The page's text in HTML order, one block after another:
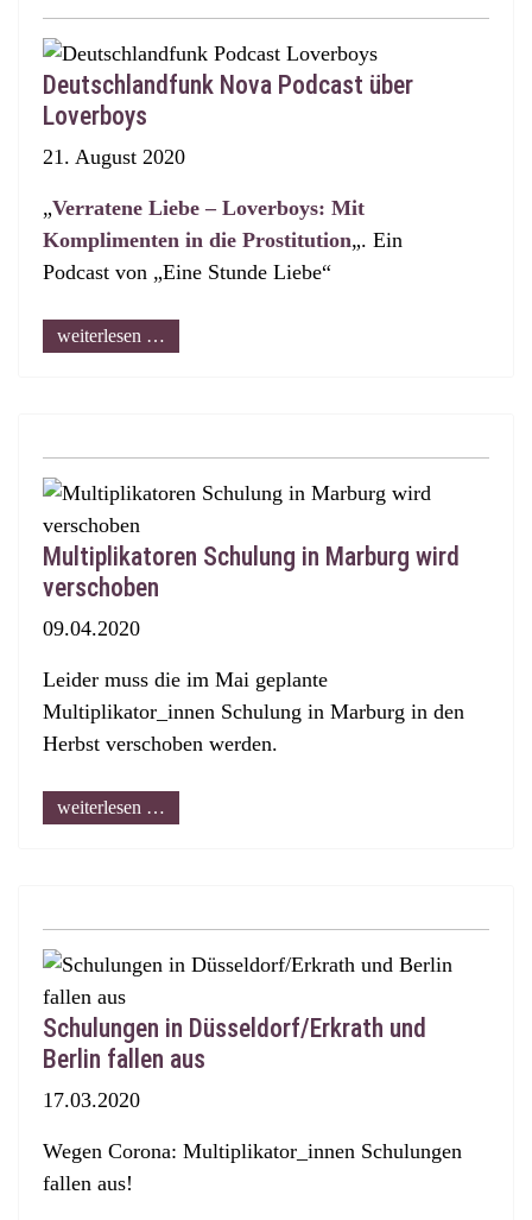
Deutschlandfunk Nova Podcast über
Loverboys
21. August 2020
„Verratene Liebe – Loverboys: Mit
Komplimenten in die Prostitution„. Ein
Podcast von „Eine Stunde Liebe“
weiterlesen …
Multiplikatoren Schulung in Marburg wird
verschoben
09.04.2020
Leider muss die im Mai geplante
Multiplikator_innen Schulung in Marburg in den
Herbst verschoben werden.
weiterlesen …
Schulungen in Düsseldorf/Erkrath und
Berlin fallen aus
17.03.2020
Wegen Corona: Multiplikator_innen Schulungen
fallen aus!